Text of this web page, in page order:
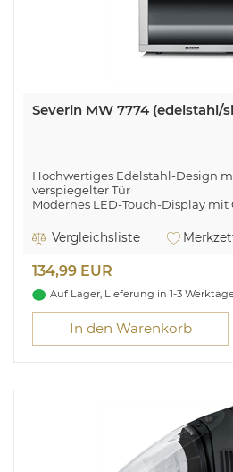
Severin MW 7774 (edelstahl/
Hochwertiges Edelstahl-Design
verspiegelter Tür
Modernes LED-Touch-Display mit
Inkl. Grillrost und antihaft-
Vergleichsliste
134,99 EUR
Auf Lager, Lieferung in 1-3
In den Warenkorb